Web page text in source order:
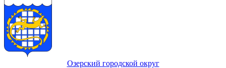
Озерский городской округ